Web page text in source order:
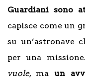
Guardiani sono
capisce come un
su un’astronave
per una
vuole, ma un